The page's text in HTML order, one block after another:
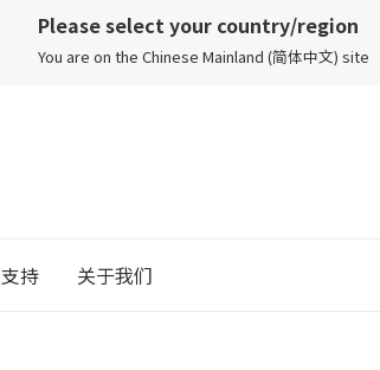
Please select your country/region
You are on the Chinese Mainland (简体中文) site
支持 关于我们